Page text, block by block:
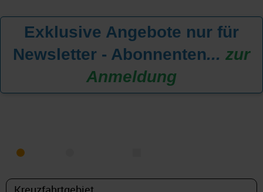
Exklusive Angebote nur für
Newsletter - Abonnenten... zur
Anmeldung